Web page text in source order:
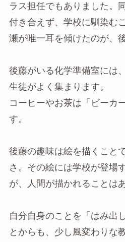
ラス担任でもありました。
付き合えず、学校に馴染む
瀬が唯一耳を傾けたのが、
後藤がいる化学準備室には
生徒がよく集まります。
コーヒーやお茶は「ビーカ
す。
後藤の趣味は絵を描くこと
さ。その絵には学校が登場
が、人間が描かれることは
自分自身のことを「はみ出
とからも、少し風変わりな